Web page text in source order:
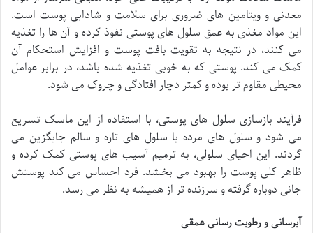
معدنی و ویتامین های ضروری برای سلامت و شادابی پوست است.
این مواد مغذی به عمق سلول های پوستی نفوذ کرده و آن ها را تغذیه
می کنند، در نتیجه به تقویت بافت پوست و افزایش استحکام آن
کمک می کند. پوستی که به خوبی تغذیه شده باشد، در برابر عوامل
محیطی مقاوم تر بوده و کمتر دچار افتادگی و چروک می شود.
فرآیند بازسازی سلول های پوستی، با استفاده از این ماسک تسریع
می شود و سلول های مرده با سلول های تازه و سالم جایگزین می
گردند. این احیای سلولی، به ترمیم آسیب های پوستی کمک کرده و
ظاهر کلی پوست را بهبود می بخشد. فرد احساس می کند پوستش
جانی دوباره گرفته و سرزنده تر از همیشه به نظر می رسد.
آبرسانی و رطوبت رسانی عمقی